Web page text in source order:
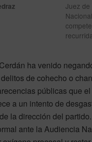
Juez de
ha venido
de cohecho o
públicas que
a un intento de
la dirección del
ante la Audiencia